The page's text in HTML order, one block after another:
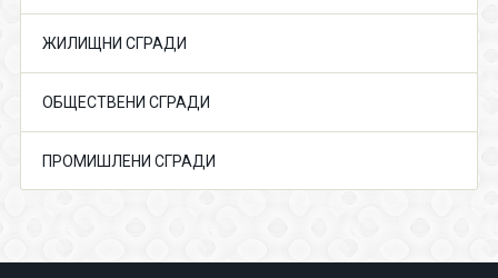
ЖИЛИЩНИ СГРАДИ
ОБЩЕСТВЕНИ СГРАДИ
ПРОМИШЛЕНИ СГРАДИ